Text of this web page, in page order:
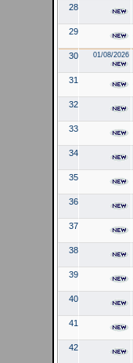
28
29
30 01/08/2026
31
32
33
34
35
36
37
38
39
40
41
42